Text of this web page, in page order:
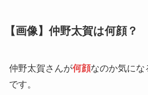
【画像】仲野太賀は何顔？
仲野太賀さんが何顔なのか気にな
です。